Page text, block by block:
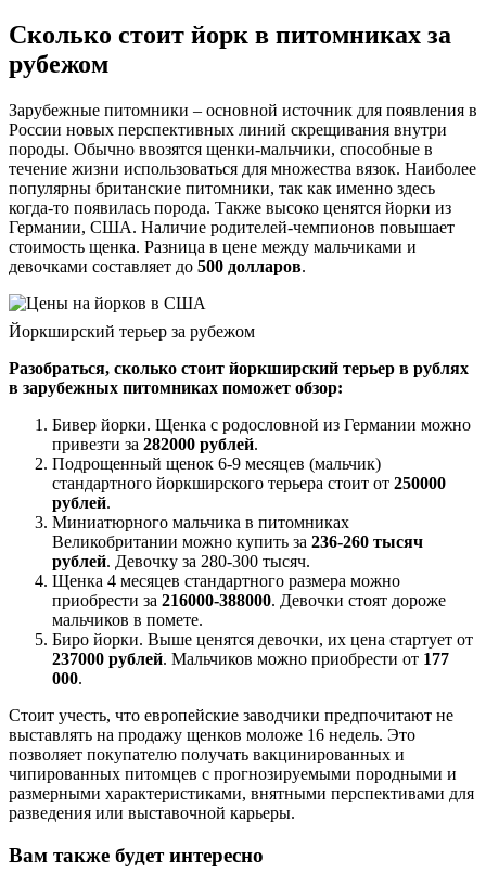
Сколько стоит йорк в питомниках за
рубежом
Зарубежные питомники – основной источник для появления в
России новых перспективных линий скрещивания внутри
породы. Обычно ввозятся щенки-мальчики, способные в
течение жизни использоваться для множества вязок. Наиболее
популярны британские питомники, так как именно здесь
когда-то появилась порода. Также высоко ценятся йорки из
Германии, США. Наличие родителей-чемпионов повышает
стоимость щенка. Разница в цене между мальчиками и
девочками составляет до 500 долларов.
Йоркширский терьер за рубежом
Разобраться, сколько стоит йоркширский терьер в рублях
в зарубежных питомниках поможет обзор:
Бивер йорки. Щенка с родословной из Германии можно
привезти за 282000 рублей.
Подрощенный щенок 6-9 месяцев (мальчик)
стандартного йоркширского терьера стоит от 250000
рублей.
Миниатюрного мальчика в питомниках
Великобритании можно купить за 236-260 тысяч
рублей. Девочку за 280-300 тысяч.
Щенка 4 месяцев стандартного размера можно
приобрести за 216000-388000. Девочки стоят дороже
мальчиков в помете.
Биро йорки. Выше ценятся девочки, их цена стартует от
237000 рублей. Мальчиков можно приобрести от 177
000.
Стоит учесть, что европейские заводчики предпочитают не
выставлять на продажу щенков моложе 16 недель. Это
позволяет покупателю получать вакцинированных и
чипированных питомцев с прогнозируемыми породными и
размерными характеристиками, внятными перспективами для
разведения или выставочной карьеры.
Вам также будет интересно